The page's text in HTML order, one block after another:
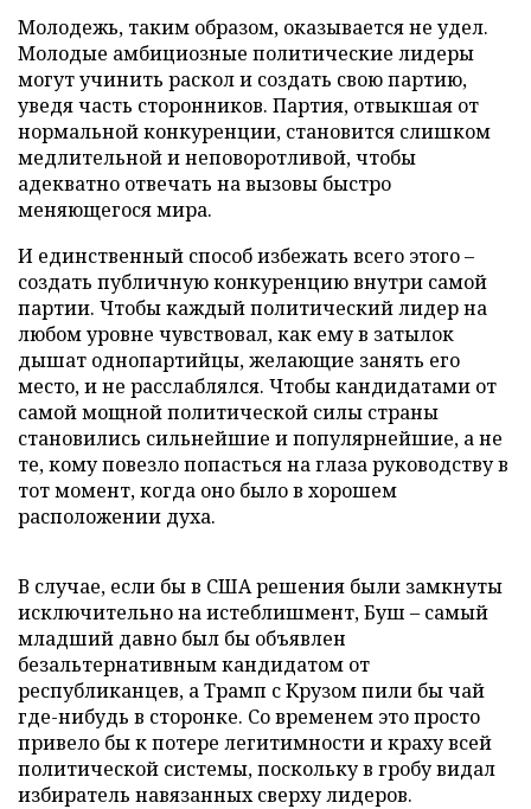
Молодежь, таким образом, оказывается не удел.
Молодые амбициозные политические лидеры
могут учинить раскол и создать свою партию,
уведя часть сторонников. Партия, отвыкшая от
нормальной конкуренции, становится слишком
медлительной и неповоротливой, чтобы
адекватно отвечать на вызовы быстро
меняющегося мира.
И единственный способ избежать всего этого –
создать публичную конкуренцию внутри самой
партии. Чтобы каждый политический лидер на
любом уровне чувствовал, как ему в затылок
дышат однопартийцы, желающие занять его
место, и не расслаблялся. Чтобы кандидатами от
самой мощной политической силы страны
становились сильнейшие и популярнейшие, а не
те, кому повезло попасться на глаза руководству в
тот момент, когда оно было в хорошем
расположении духа.
В случае, если бы в США решения были замкнуты
исключительно на истеблишмент, Буш – самый
младший давно был бы объявлен
безальтернативным кандидатом от
республиканцев, а Трамп с Крузом пили бы чай
где-нибудь в сторонке. Со временем это просто
привело бы к потере легитимности и краху всей
политической системы, поскольку в гробу видал
избиратель навязанных сверху лидеров.